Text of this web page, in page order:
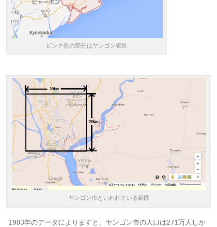
ピンク色の部分はヤンゴン管区
ヤンゴン市といわれている範囲
1983年のデータによりますと、ヤンゴン市の人口は271万人しか